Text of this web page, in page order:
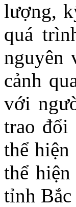
lượng,
quá
nguyên
cảnh
với
trao đổi
thể
thể
tỉnh